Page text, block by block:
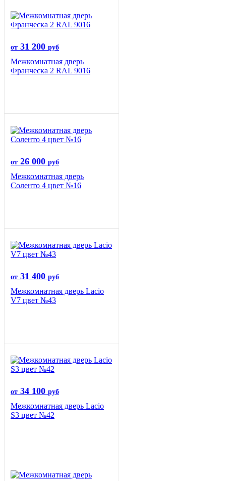
от 31 200 руб
Межкомнатная дверь
Франческа 2 RAL 9016
от 26 000 руб
Межкомнатная дверь
Соленто 4 цвет №16
от 31 400 руб
Межкомнатная дверь Lacio
V7 цвет №43
от 34 100 руб
Межкомнатная дверь Lacio
S3 цвет №42